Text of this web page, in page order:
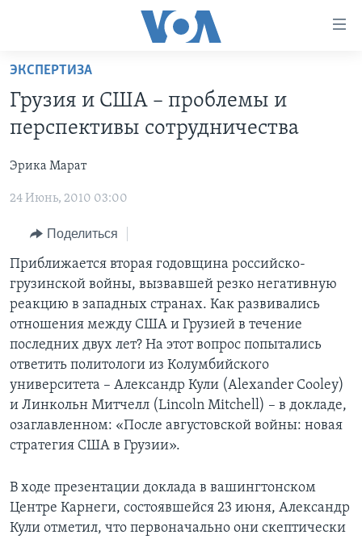
Перейти
основной
контент
Перейти
навигации
Перейти
поиск
ПРОГРАММЫ
НОВОСТИ ЗА МИНУТУ
ИТОГИ
ПОЧЕМУ ЭТО ВАЖНО?
ДИСКУССИЯ VOA
ДЕТАЛИ
НЬЮ-ЙОРК NEW YORK
АМЕРИКА. БОЛЬШОЕ ПУТЕШЕСТВИЕ
ПРОЕКТЫ
УЧИМ АНГЛИЙСКИЙ
НАША АМЕРИКАНСКАЯ ИСТОРИЯ
А КАК В АМЕРИКЕ?
АРТЕФАКТЫ
АМЕРИКАНСКИЕ ГОРОДКИ
ТЕСТЫ
ЭКСПЕРТИЗА
ИНТЕРВЬЮ
ФАКТЫ ПРОТИВ ФЕЙКОВ
ЗА СВОБОДУ ПРЕССЫ
УЧИМ АНГЛИЙСКИЙ
ВИДЕО
ПОДПИСКА НА НОВОСТИ
Learning English
СОЦИАЛЬНЫЕ СЕТИ
Языки
ЭКСПЕРТИЗА
Грузия и США – проблемы и
перспективы сотрудничества
Эрика Марат
24 Июнь, 2010 03:00
Поделиться
Приближается вторая годовщина российско-
грузинской войны, вызвавшей резко негативную
реакцию в западных странах. Как развивались
отношения между США и Грузией в течение
последних двух лет? На этот вопрос попытались
ответить политологи из Колумбийского
университета – Александр Кули (Alexander Cooley)
и Линкольн Митчелл (Lincoln Mitchell) – в докладе,
озаглавленном: «После августовской войны: новая
стратегия США в Грузии».
В ходе презентации доклада в вашингтонском
Центре Карнеги, состоявшейся 23 июня, Александр
Кули отметил, что первоначально они скептически